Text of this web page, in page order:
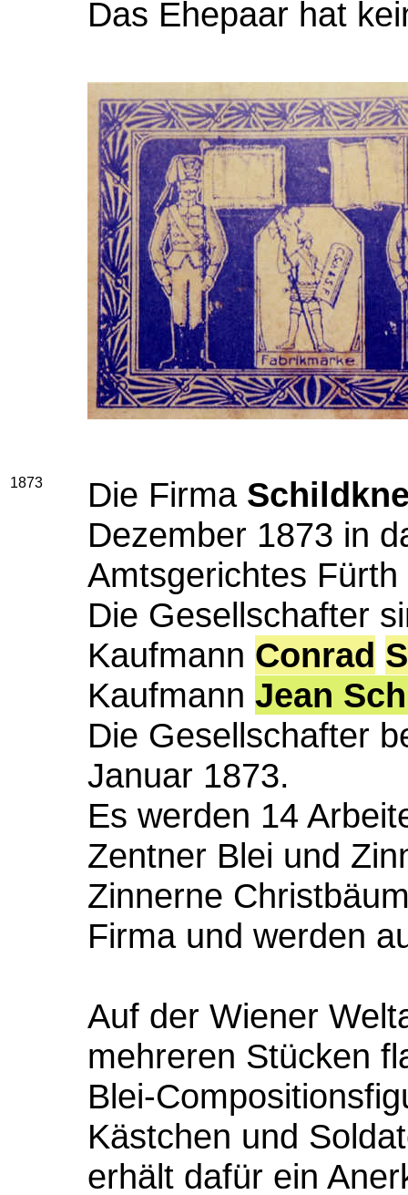
Das Ehepaar hat
1873 Die Firma
Dezember 1873 in
Amtsgerichtes
Die Gesellschafter
Kaufmann Conrad
Kaufmann Jean
Die Gesellschafter
Januar 1873.
Es werden 14
Zentner Blei und
Zinnerne
Firma und werden
Auf der Wiener
mehreren Stücken
Blei-
Kästchen und
erhält dafür ein